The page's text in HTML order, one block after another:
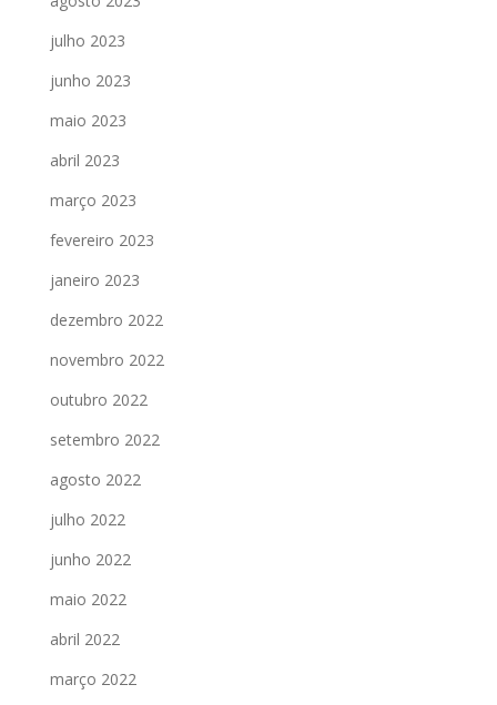
julho 2023
junho 2023
maio 2023
abril 2023
março 2023
fevereiro 2023
janeiro 2023
dezembro 2022
novembro 2022
outubro 2022
setembro 2022
agosto 2022
julho 2022
junho 2022
maio 2022
abril 2022
março 2022